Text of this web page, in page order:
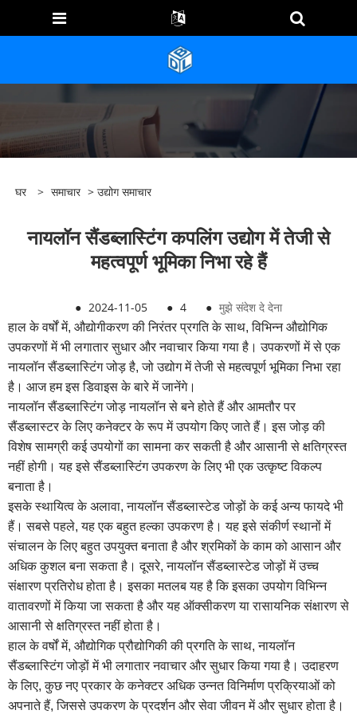
घर > समाचार > उद्योग समाचार
नायलॉन सैंडब्लास्टिंग कपलिंग उद्योग में तेजी से
महत्वपूर्ण भूमिका निभा रहे हैं
● 2024-11-05 ● 4 ● मुझे संदेश दे देना
हाल के वर्षों में, औद्योगीकरण की निरंतर प्रगति के साथ, विभिन्न औद्योगिक
उपकरणों में भी लगातार सुधार और नवाचार किया गया है। उपकरणों में से एक
नायलॉन सैंडब्लास्टिंग जोड़ है, जो उद्योग में तेजी से महत्वपूर्ण भूमिका निभा रहा
है। आज हम इस डिवाइस के बारे में जानेंगे।
नायलॉन सैंडब्लास्टिंग जोड़ नायलॉन से बने होते हैं और आमतौर पर
सैंडब्लास्टर के लिए कनेक्टर के रूप में उपयोग किए जाते हैं। इस जोड़ की
विशेष सामग्री कई उपयोगों का सामना कर सकती है और आसानी से क्षतिग्रस्त
नहीं होगी। यह इसे सैंडब्लास्टिंग उपकरण के लिए भी एक उत्कृष्ट विकल्प
बनाता है।
इसके स्थायित्व के अलावा, नायलॉन सैंडब्लास्टेड जोड़ों के कई अन्य फायदे भी
हैं। सबसे पहले, यह एक बहुत हल्का उपकरण है। यह इसे संकीर्ण स्थानों में
संचालन के लिए बहुत उपयुक्त बनाता है और श्रमिकों के काम को आसान और
अधिक कुशल बना सकता है। दूसरे, नायलॉन सैंडब्लास्टेड जोड़ों में उच्च
संक्षारण प्रतिरोध होता है। इसका मतलब यह है कि इसका उपयोग विभिन्न
वातावरणों में किया जा सकता है और यह ऑक्सीकरण या रासायनिक संक्षारण से
आसानी से क्षतिग्रस्त नहीं होता है।
हाल के वर्षों में, औद्योगिक प्रौद्योगिकी की प्रगति के साथ, नायलॉन
सैंडब्लास्टिंग जोड़ों में भी लगातार नवाचार और सुधार किया गया है। उदाहरण
के लिए, कुछ नए प्रकार के कनेक्टर अधिक उन्नत विनिर्माण प्रक्रियाओं को
अपनाते हैं, जिससे उपकरण के प्रदर्शन और सेवा जीवन में और सुधार होता है।